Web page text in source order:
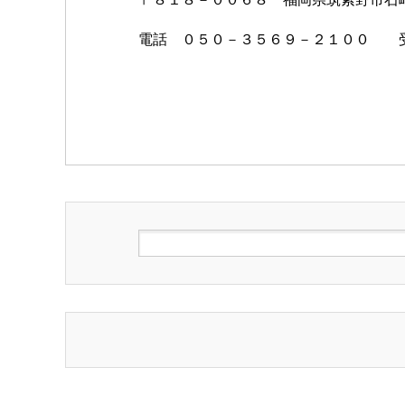
電話 ０５０－３５６９－２１００